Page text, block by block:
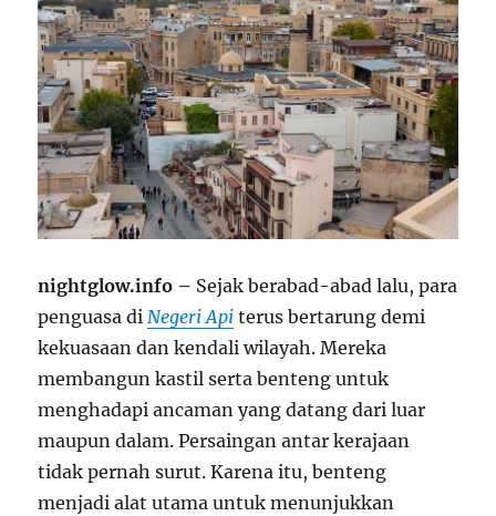
nightglow.info – Sejak berabad-abad lalu, para
penguasa diNegeri Api terus bertarung demi
kekuasaan dan kendali wilayah. Mereka
membangun kastil serta benteng untuk
menghadapi ancaman yang datang dari luar
maupun dalam. Persaingan antar kerajaan
tidak pernah surut. Karena itu, benteng
menjadi alat utama untuk menunjukkan